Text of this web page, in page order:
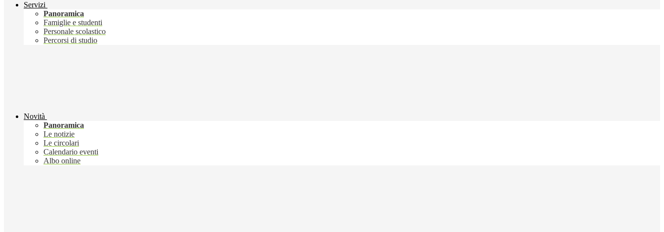
Servizi
Panoramica
Famiglie e studenti
Personale scolastico
Percorsi di studio
Novità
Panoramica
Le notizie
Le circolari
Calendario eventi
Albo online